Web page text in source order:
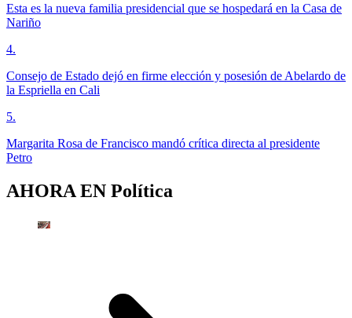
Esta es la nueva familia presidencial que se hospedará en la Casa de
Nariño
4.
Consejo de Estado dejó en firme elección y posesión de Abelardo de
la Espriella en Cali
5.
Margarita Rosa de Francisco mandó crítica directa al presidente
Petro
AHORA EN Política